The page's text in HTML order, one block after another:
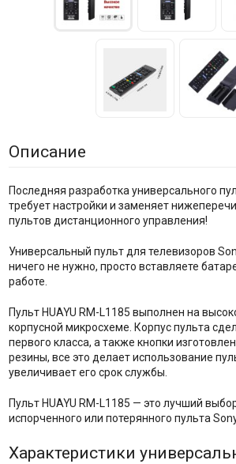
Описание
Последняя разработка универсального
требует настройки и заменяет
пультов дистанционного управления!
Универсальный пульт для телевизоров
ничего не нужно, просто вставляете
работе.
Пульт HUAYU RM-L1185 выполнен на
корпусной микросхеме. Корпус пульта
первого класса, а также кнопки
резины, все это делает использование
увеличивает его срок службы.
Пульт HUAYU RM-L1185 — это лучший
испорченного или потерянного пульта
Характеристики